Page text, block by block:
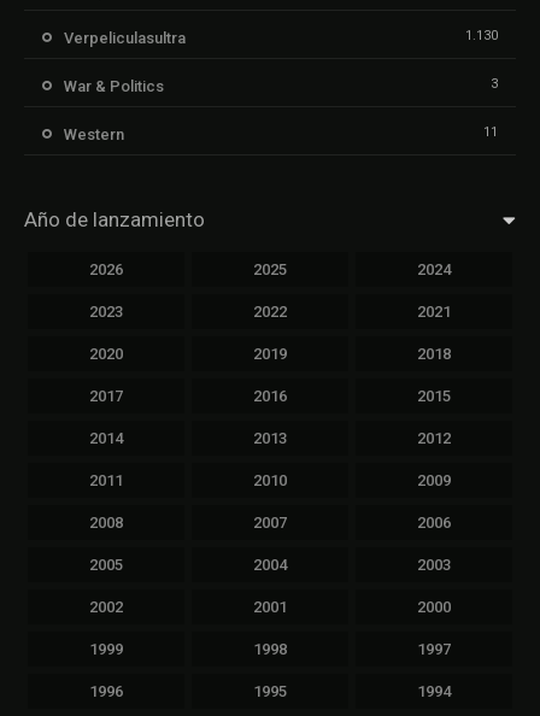
Verpeliculasultra 1.130
War & Politics 3
Western 11
Año de lanzamiento
2026 2025 2024
2023 2022 2021
2020 2019 2018
2017 2016 2015
2014 2013 2012
2011 2010 2009
2008 2007 2006
2005 2004 2003
2002 2001 2000
1999 1998 1997
1996 1995 1994